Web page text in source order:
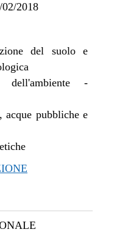
02/2018
del suolo e
dell'ambiente -
acque pubbliche e